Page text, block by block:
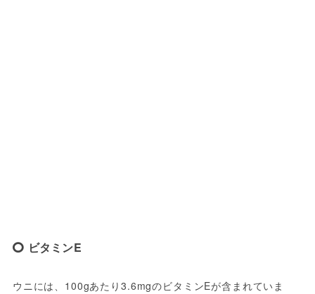
ビタミンE
ウニには、100gあたり3.6mgのビタミンEが含まれていま